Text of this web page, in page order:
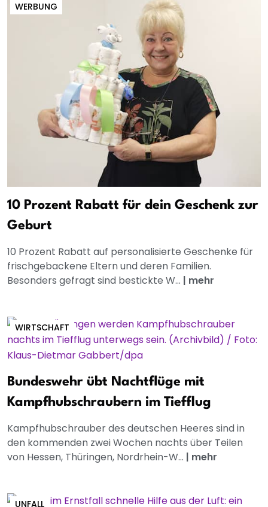
WERBUNG
10 Prozent Rabatt für dein Geschenk zur
Geburt
10 Prozent Rabatt auf personalisierte Geschenke für
frischgebackene Eltern und deren Familien.
Besonders gefragt sind bestickte W... | mehr
WIRTSCHAFT
Bundeswehr übt Nachtflüge mit
Kampfhubschraubern im Tiefflug
Kampfhubschrauber des deutschen Heeres sind in
den kommenden zwei Wochen nachts über Teilen
von Hessen, Thüringen, Nordrhein-W... | mehr
UNFALL